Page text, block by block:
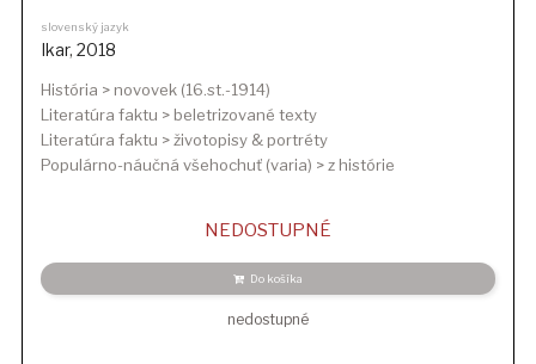
slovenský jazyk
Ikar, 2018
História > novovek (16.st.-1914)
Literatúra faktu > beletrizované texty
Literatúra faktu > životopisy & portréty
Populárno-náučná všehochuť (varia) > z histórie
NEDOSTUPNÉ
Do košíka
nedostupné